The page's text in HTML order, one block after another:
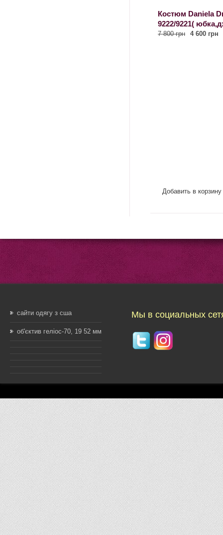
Костюм Daniela
9222/9221(
7 800 грн 4 600 грн
Добавить в корзину
сайти одягу з сша
об'єктив геліос-70, 19 52 мм
Мы в социальных